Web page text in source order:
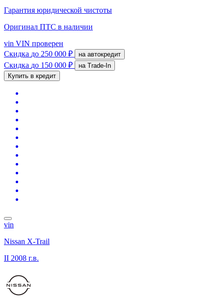
Гарантия юридической чистоты
Оригинал ПТС в наличии
vin VIN проверен
Скидка до 250 000 ₽ на автокредит
Скидка до 150 000 ₽
на Trade-In
Купить в кредит
vin
Nissan X-Trail
II 2008 г.в.